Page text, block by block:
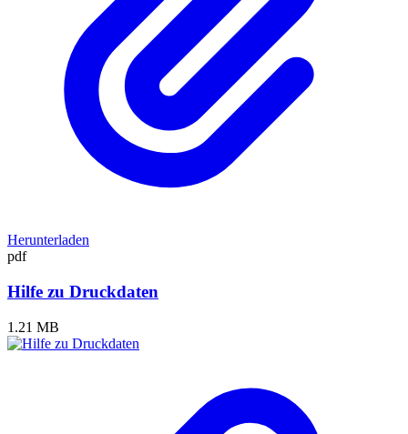
Herunterladen
pdf
Hilfe zu Druckdaten
1.21 MB